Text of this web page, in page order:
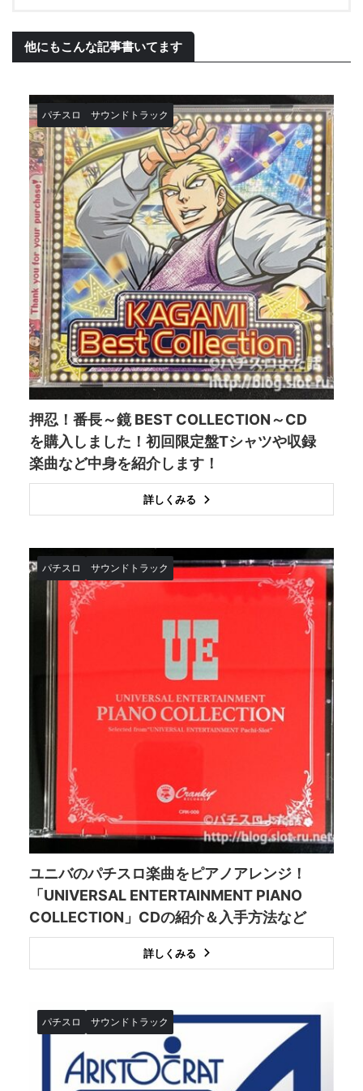
他にもこんな記事書いてます
パチスロ サウンドトラック
押忍！番長～鏡 BEST COLLECTION～CD
を購入しました！初回限定盤Tシャツや収録
楽曲など中身を紹介します！
詳しくみる
パチスロ サウンドトラック
ユニバのパチスロ楽曲をピアノアレンジ！
「UNIVERSAL ENTERTAINMENT PIANO
COLLECTION」CDの紹介＆入手方法など
詳しくみる
パチスロ サウンドトラック